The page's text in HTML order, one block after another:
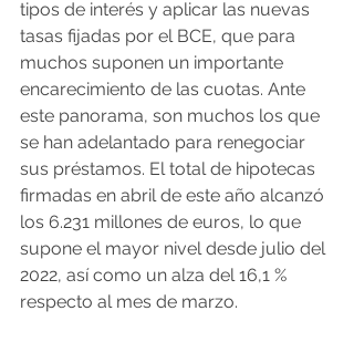
tipos de interés y aplicar las nuevas
tasas fijadas por el BCE, que para
muchos suponen un importante
encarecimiento de las cuotas. Ante
este panorama, son muchos los que
se han adelantado para renegociar
sus préstamos. El total de hipotecas
firmadas en abril de este año alcanzó
los 6.231 millones de euros, lo que
supone el mayor nivel desde julio del
2022, así como un alza del 16,1 %
respecto al mes de marzo.